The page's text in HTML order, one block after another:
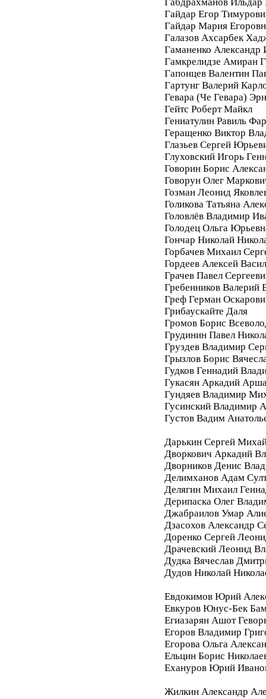
Гайдар Егор
Гайдар Мария
Галазов Ахсарбек
Гаманенко Александр
Гамкрелидзе Амиран
Гапонцев Валентин
Гартунг Валерий
Гевара (Че Гевара)
Гейтс Роберт Майкл
Гениатулин Равиль
Геращенко Виктор
Глазьев Сергей
Глуховский Игорь
Говорин Борис
Говорун Олег
Гозман Леонид
Голикова Татьяна
Головлёв Владимир
Голодец Ольга
Гончар Николай
Горбачев Михаил
Гордеев Алексей
Грачев Павел
Гребенников Валерий
Греф Герман
Грибаускайте Даля
Громов Борис
Грудинин Павел
Груздев Владимир
Грызлов Борис
Гудков Геннадий
Гукасян Аркадий
Гундяев Владимир
Гусинский Владимир
Густов Вадим
Дарькин Сергей
Дворкович Аркадий
Дворников Денис
Делимханов Адам
Делягин Михаил
Дерипаска Олег
Джабраилов Умар
Дзасохов Александр
Доренко Сергей
Драчевский Леонид
Дудка Вячеслав
Дудов Николай
Евдокимов Юрий
Евкуров Юнус-Бек
Егиазарян Ашот
Егоров Владимир
Егорова Ольга
Ельцин Борис
Ехануров Юрий
Жилкин Александр